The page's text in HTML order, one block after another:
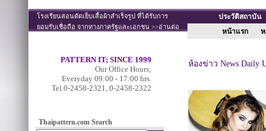
โรงเรียนสอนตัดเย็บเสื้อผ้าสำเร็จรูป ที่ได้รับการ
ยอมรับเชื่อถือ จากทางภาครัฐและเอกชน >>อ่านต่อ
ประวัติสถาบัน
หน้าแรก
ห
PATTERN IT; SINCE 1999
Our Office Hours;
Everyday 09:00 - 17:00 hrs.
Tel.0-2458-2321, 0-2458-2322
Thaipattern.com Search
ห้องข่าว News Daily